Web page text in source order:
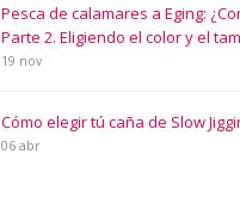
Pesca de calamares a Eging:
Parte 2. Eligiendo el color y el
19 nov
Cómo elegir tú caña de Slow
06 abr